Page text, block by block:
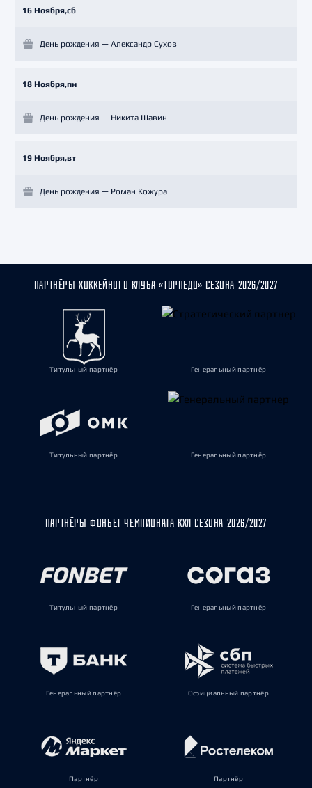
16 Ноября,сб
День рождения — Александр Сухов
18 Ноября,пн
День рождения — Никита Шавин
19 Ноября,вт
День рождения — Роман Кожура
ПАРТНЁРЫ ХОККЕЙНОГО КЛУБА «ТОРПЕДО» СЕЗОНА 2026/2027
Титульный партнёр Генеральный партнёр
Титульный партнёр Генеральный партнёр
ПАРТНЁРЫ ФОНБЕТ ЧЕМПИОНАТА КХЛ СЕЗОНА 2026/2027
Титульный партнёр Генеральный партнёр
Генеральный партнёр Официальный партнёр
Партнёр Партнёр